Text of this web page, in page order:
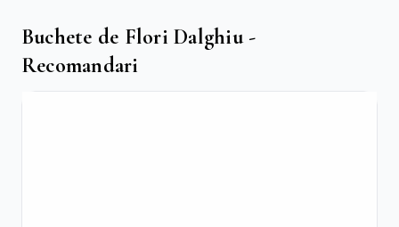
Buchete de Flori Dalghiu -
Recomandari